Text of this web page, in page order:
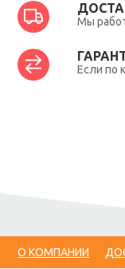
Мы
Если по
О КОМПАНИИ